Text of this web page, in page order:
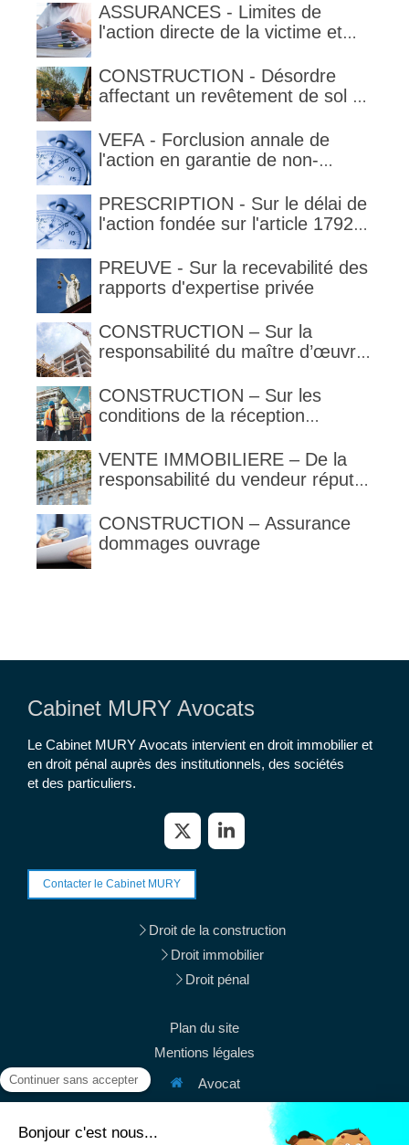
ASSURANCES - Limites de
l'action directe de la victime et
délimitant l'étendue temporelle de
la garantie en condition de la
CONSTRUCTION - Désordre
affectant un revêtement de sol et
VEFA - Forclusion annale de
l'action en garantie de non-
PRESCRIPTION - Sur le délai de
l'action fondée sur l'article 1792-
PREUVE - Sur la recevabilité des
rapports d'expertise privée
CONSTRUCTION – Sur la
responsabilité du maître d’œuvre
l’architecte supporte une
obligation de contrôle étendu
CONSTRUCTION – Sur les
conditions de la réception
VENTE IMMOBILIERE – De la
responsabilité du vendeur réputé
1792 et suivants du code civil
CONSTRUCTION – Assurance
dommages ouvrage
Cabinet MURY Avocats
Le Cabinet MURY Avocats intervient en droit immobilier et
en droit pénal auprès des institutionnels, des sociétés
et des particuliers.
Contacter le Cabinet MURY
Droit de la construction
Droit immobilier
Droit pénal
Plan du site
Mentions légales
Avocat
38 rue du Mont Thabor